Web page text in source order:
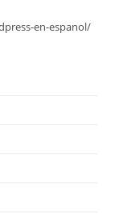
en-espanol/